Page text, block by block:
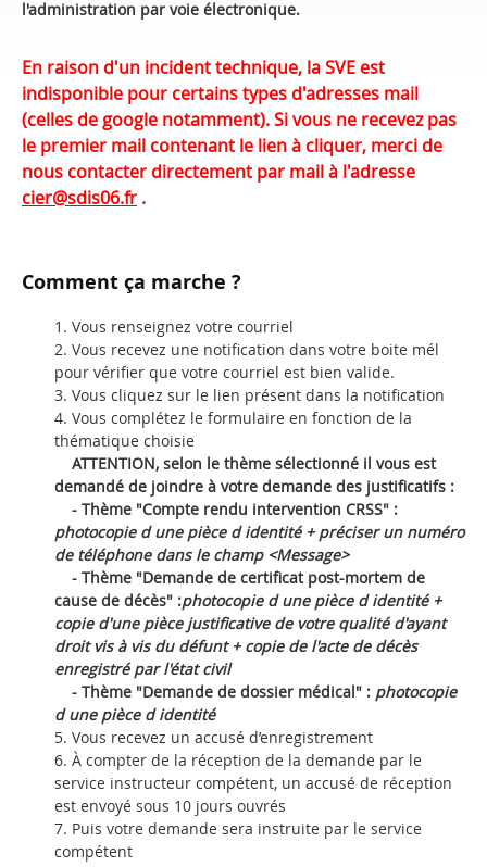
l'administration par voie électronique.
En raison d'un incident technique, la SVE est
indisponible pour certains types d'adresses mail
(celles de google notamment). Si vous ne recevez pas
le premier mail contenant le lien à cliquer, merci de
nous contacter directement par mail à l'adresse
cier@sdis06.fr .
Comment ça marche ?
Vous renseignez votre courriel
Vous recevez une notification dans votre boite mél
pour vérifier que votre courriel est bien valide.
Vous cliquez sur le lien présent dans la notification
Vous complétez le formulaire en fonction de la
thématique choisie
ATTENTION, selon le thème sélectionné il vous est
demandé de joindre à votre demande des justificatifs :
- Thème "Compte rendu intervention CRSS" :
photocopie d une pièce d identité + préciser un numéro
de téléphone dans le champ <Message>
- Thème "Demande de certificat post-mortem de
cause de décès" :photocopie d une pièce d identité +
copie d'une pièce justificative de votre qualité d'ayant
droit vis à vis du défunt + copie de l'acte de décès
enregistré par l'état civil
- Thème "Demande de dossier médical" : photocopie
d une pièce d identité
Vous recevez un accusé d’enregistrement
À compter de la réception de la demande par le
service instructeur compétent, un accusé de réception
est envoyé sous 10 jours ouvrés
Puis votre demande sera instruite par le service
compétent